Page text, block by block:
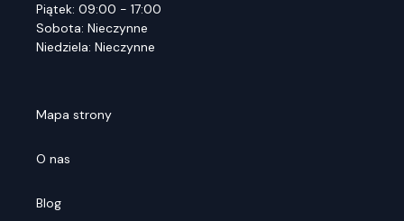
Piątek: 09:00 - 17:00
Sobota: Nieczynne
Niedziela: Nieczynne
Mapa strony
O nas
Blog